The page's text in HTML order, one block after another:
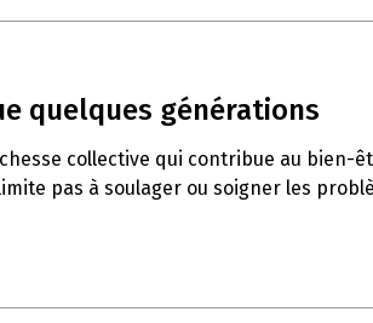
quelques générations
collective qui contribue au
pas à soulager ou soigner les